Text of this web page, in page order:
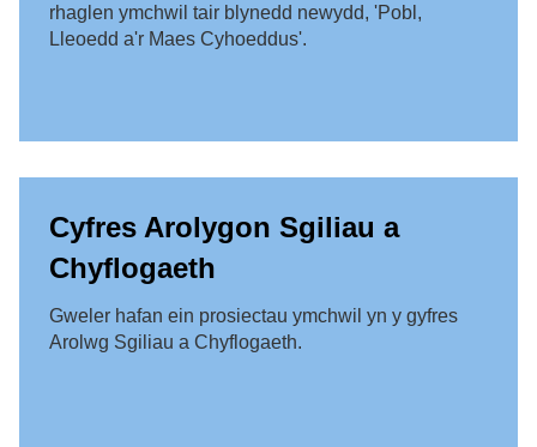
rhaglen ymchwil tair blynedd newydd, 'Pobl,
Lleoedd a'r Maes Cyhoeddus'.
Cyfres Arolygon Sgiliau a
Chyflogaeth
Gweler hafan ein prosiectau ymchwil yn y gyfres
Arolwg Sgiliau a Chyflogaeth.